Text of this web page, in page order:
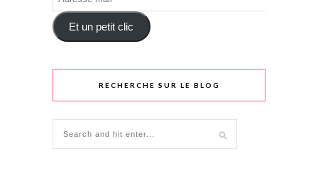
mail
Et un petit clic
RECHERCHE SUR LE BLOG